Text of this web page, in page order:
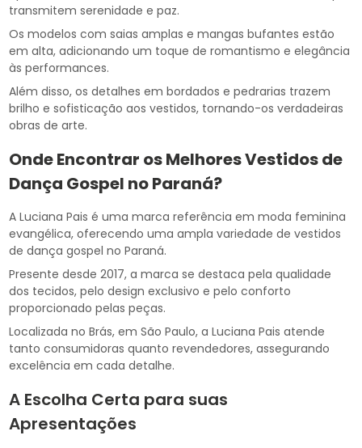
transmitem serenidade e paz.
Os modelos com saias amplas e mangas bufantes estão
em alta, adicionando um toque de romantismo e elegância
às performances.
Além disso, os detalhes em bordados e pedrarias trazem
brilho e sofisticação aos vestidos, tornando-os verdadeiras
obras de arte.
Onde Encontrar os Melhores Vestidos de
Dança Gospel no Paraná?
A Luciana Pais é uma marca referência em moda feminina
evangélica, oferecendo uma ampla variedade de vestidos
de dança gospel no Paraná.
Presente desde 2017, a marca se destaca pela qualidade
dos tecidos, pelo design exclusivo e pelo conforto
proporcionado pelas peças.
Localizada no Brás, em São Paulo, a Luciana Pais atende
tanto consumidoras quanto revendedores, assegurando
excelência em cada detalhe.
A Escolha Certa para suas
Apresentações